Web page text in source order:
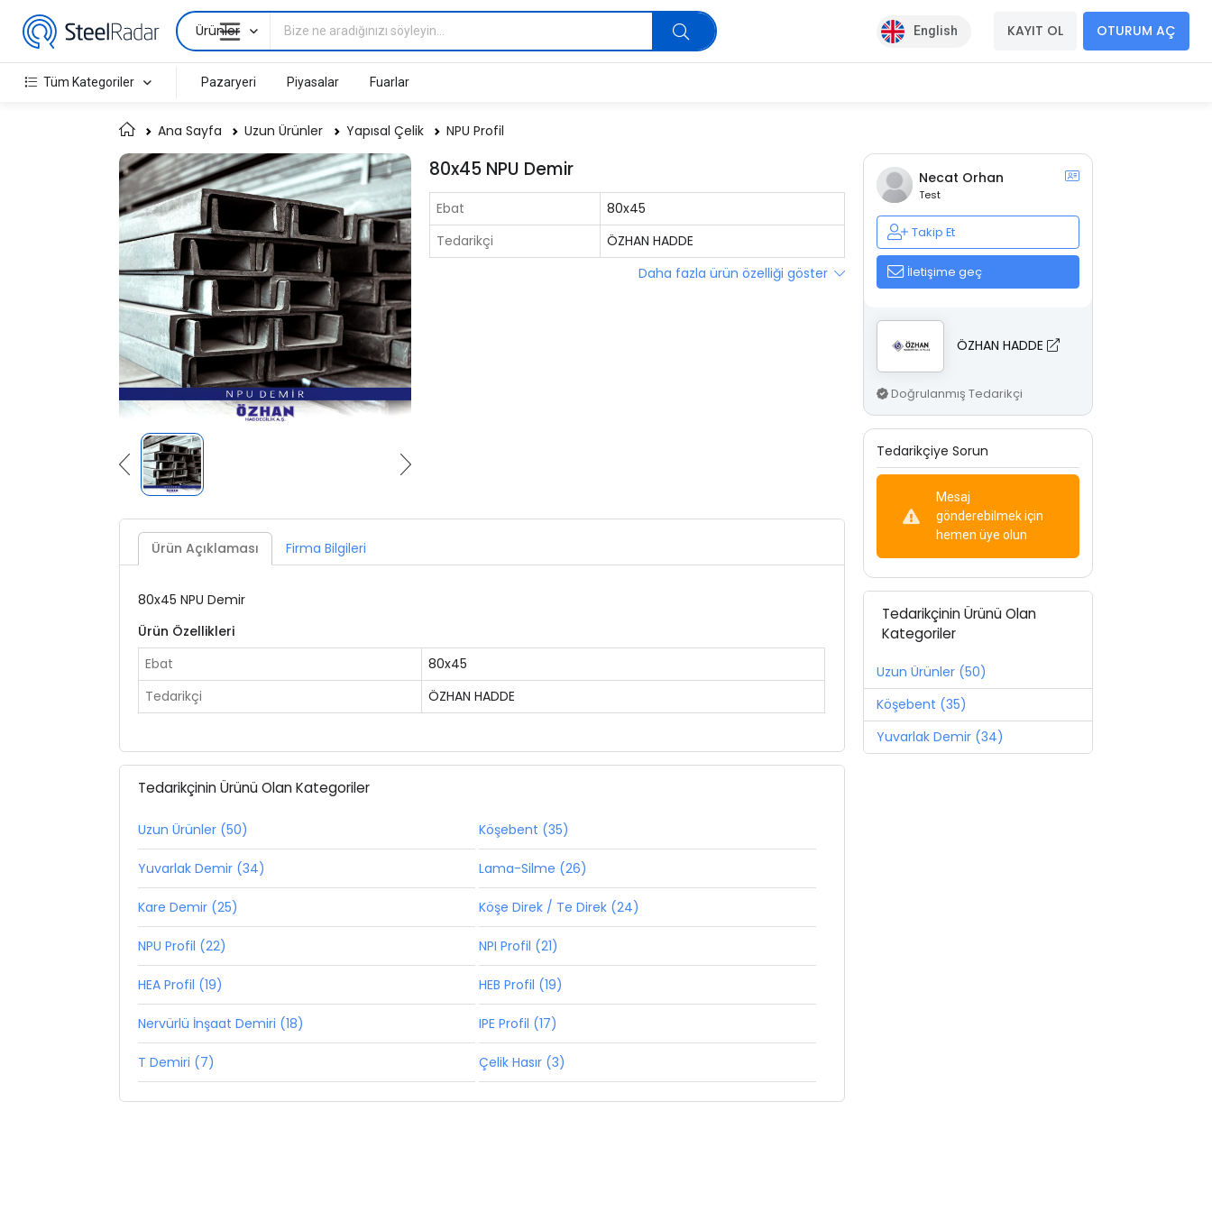
Ürünler English KAYIT OL OTURUM AÇ
Tüm Kategoriler Pazaryeri Piyasalar Fuarlar
Ana Sayfa Uzun Ürünler Yapısal Çelik NPU Profil
80x45 NPU Demir
Ebat
80x45
Tedarikçi
ÖZHAN HADDE
Daha fazla ürün özelliği göster
Ürün Açıklaması Firma Bilgileri
80x45 NPU Demir
Ürün Özellikleri
Ebat
80x45
Tedarikçi
ÖZHAN HADDE
Tedarikçinin Ürünü Olan Kategoriler
Uzun Ürünler (50) Köşebent (35)
Yuvarlak Demir (34) Lama-Silme (26)
Kare Demir (25) Köşe Direk / Te Direk (24)
NPU Profil (22) NPI Profil (21)
HEA Profil (19) HEB Profil (19)
Nervürlü İnşaat Demiri (18) IPE Profil (17)
T Demiri (7) Çelik Hasır (3)
Necat Orhan
Test
Takip Et
İletişime geç
ÖZHAN HADDE
Doğrulanmış Tedarikçi
Tedarikçiye Sorun
Mesaj
gönderebilmek için
hemen üye olun
Tedarikçinin Ürünü Olan
Kategoriler
Uzun Ürünler (50)
Köşebent (35)
Yuvarlak Demir (34)